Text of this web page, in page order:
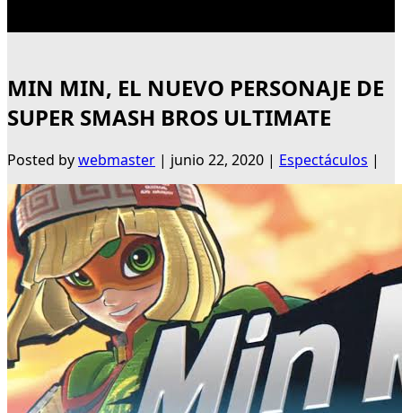
MIN MIN, EL NUEVO PERSONAJE DE
SUPER SMASH BROS ULTIMATE
Posted bywebmaster | junio 22, 2020 | Espectáculos |